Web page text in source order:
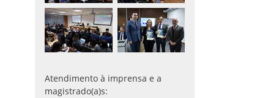
Atendimento à imprensa e a
magistrado(a)s: